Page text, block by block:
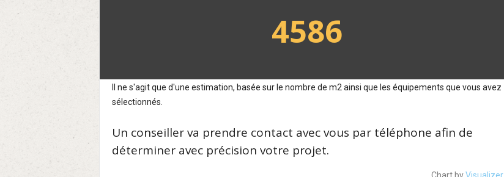
4586
Il ne s'agit que d'une estimation, basée sur le nombre de m2 ainsi que les équipements que vous avez
sélectionnés.
Un conseiller va prendre contact avec vous par téléphone afin de
déterminer avec précision votre projet.
Chart byVisualizer